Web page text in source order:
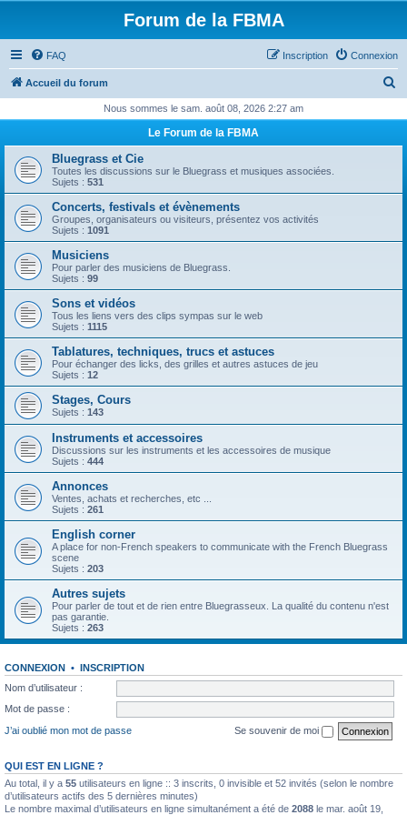
Forum de la FBMA
FAQ Connexion
Inscription
Accueil du forum
h
r
Nous sommes le sam. août 08, 2026 2:27 am
Le Forum de la FBMA
Bluegrass et Cie
Toutes les discussions sur le Bluegrass et musiques associées.
Sujets : 531
Concerts, festivals et évènements
Groupes, organisateurs ou visiteurs, présentez vos activités
Sujets : 1091
Musiciens
Pour parler des musiciens de Bluegrass.
Sujets : 99
Sons et vidéos
Tous les liens vers des clips sympas sur le web
Sujets : 1115
Tablatures, techniques, trucs et astuces
Pour échanger des licks, des grilles et autres astuces de jeu
Sujets : 12
Stages, Cours
Sujets : 143
Instruments et accessoires
Discussions sur les instruments et les accessoires de musique
Sujets : 444
Annonces
Ventes, achats et recherches, etc ...
Sujets : 261
English corner
A place for non-French speakers to communicate with the French Bluegrass
scene
Sujets : 203
Autres sujets
Pour parler de tout et de rien entre Bluegrasseux. La qualité du contenu n'est
pas garantie.
Sujets : 263
CONNEXION • INSCRIPTION
Nom d’utilisateur :
Mot de passe :
J’ai oublié mon mot de passe
Se souvenir de moi
QUI EST EN LIGNE ?
Au total, il y a 55 utilisateurs en ligne :: 3 inscrits, 0 invisible et 52 invités (selon le nombre
d’utilisateurs actifs des 5 dernières minutes)
Le nombre maximal d’utilisateurs en ligne simultanément a été de 2088 le mar. août 19,